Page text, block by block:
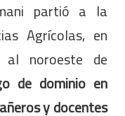
partió a la
Agrícolas, en
noroeste de
de dominio en
y docentes